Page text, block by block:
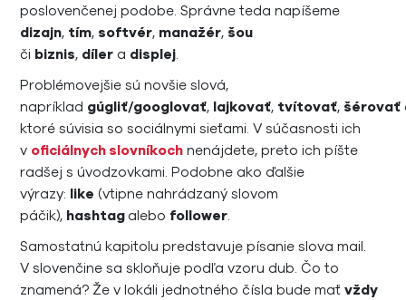
poslovenčenej podobe. Správne teda napíšeme
dizajn, tím, softvér, manažér, šou
či biznis, díler a displej.
Problémovejšie sú novšie slová,
napríklad gúgliť/googlovať, lajkovať, tvítovať, šérovať
ktoré súvisia so sociálnymi sieťami. V súčasnosti ich
v oficiálnych slovníkoch nenájdete, preto ich píšte
radšej s úvodzovkami. Podobne ako ďalšie
výrazy: like (vtipne nahrádzaný slovom
páčik), hashtag alebo follower.
Samostatnú kapitolu predstavuje písanie slova mail.
V slovenčine sa skloňuje podľa vzoru dub. Čo to
znamená? Že v lokáli jednotného čísla bude maťvždy